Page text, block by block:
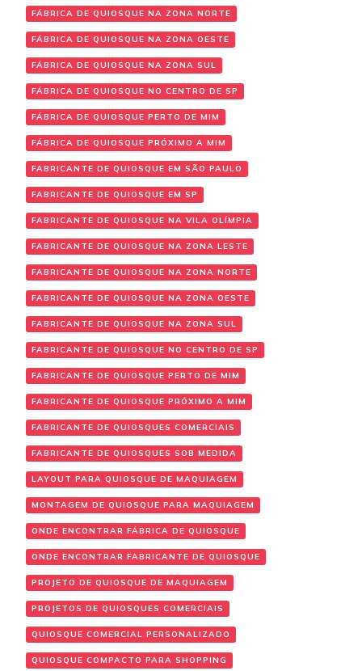
FÁBRICA DE QUIOSQUE NA ZONA NORTE
FÁBRICA DE QUIOSQUE NA ZONA OESTE
FÁBRICA DE QUIOSQUE NA ZONA SUL
FÁBRICA DE QUIOSQUE NO CENTRO DE SP
FÁBRICA DE QUIOSQUE PERTO DE MIM
FÁBRICA DE QUIOSQUE PRÓXIMO A MIM
FABRICANTE DE QUIOSQUE EM SÃO PAULO
FABRICANTE DE QUIOSQUE EM SP
FABRICANTE DE QUIOSQUE NA VILA OLÍMPIA
FABRICANTE DE QUIOSQUE NA ZONA LESTE
FABRICANTE DE QUIOSQUE NA ZONA NORTE
FABRICANTE DE QUIOSQUE NA ZONA OESTE
FABRICANTE DE QUIOSQUE NA ZONA SUL
FABRICANTE DE QUIOSQUE NO CENTRO DE SP
FABRICANTE DE QUIOSQUE PERTO DE MIM
FABRICANTE DE QUIOSQUE PRÓXIMO A MIM
FABRICANTE DE QUIOSQUES COMERCIAIS
FABRICANTE DE QUIOSQUES SOB MEDIDA
LAYOUT PARA QUIOSQUE DE MAQUIAGEM
MONTAGEM DE QUIOSQUE PARA MAQUIAGEM
ONDE ENCONTRAR FÁBRICA DE QUIOSQUE
ONDE ENCONTRAR FABRICANTE DE QUIOSQUE
PROJETO DE QUIOSQUE DE MAQUIAGEM
PROJETOS DE QUIOSQUES COMERCIAIS
QUIOSQUE COMERCIAL PERSONALIZADO
QUIOSQUE COMPACTO PARA SHOPPING